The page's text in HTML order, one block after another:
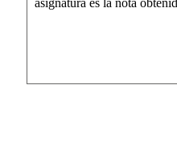
asignatura es la nota